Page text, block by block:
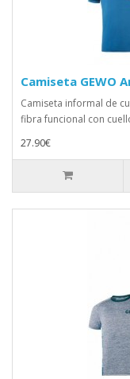
Camiseta GEWO
Camiseta informal de
fibra funcional con
27.90€